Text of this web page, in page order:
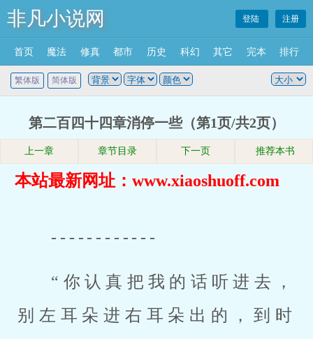
非凡小说网 登陆 注册
首页 魔法 修真 都市 历史 科幻 其它 完本 排行
繁体版 简体版
第二百四十四章消停一些（第1页/共2页）
上一章 章节目录 下一页 推荐本书
本站最新网址：www.xiaoshuoff.com
------------
“你认真把我的话听进去，
别左耳朵进右耳朵出的，到时